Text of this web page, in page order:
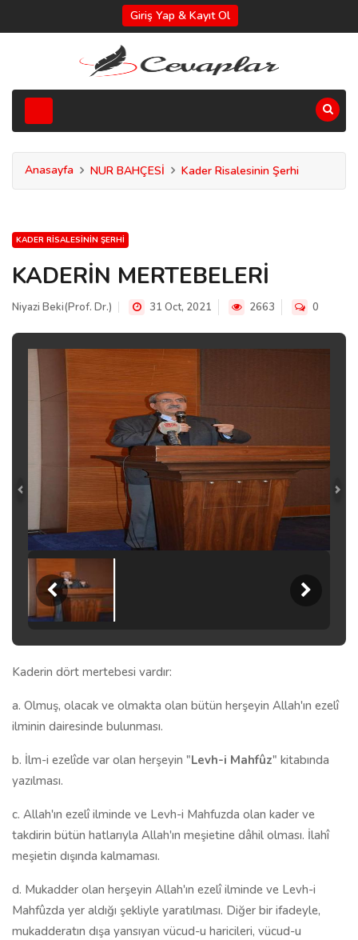
Giriş Yap & Kayıt Ol
Anasayfa NUR BAHÇESİ Kader Risalesinin Şerhi
KADER RISALESININ ŞERHI
KADERİN MERTEBELERİ
Niyazi Beki(Prof. Dr.) 31 Oct, 2021 2663 0
Kaderin dört mertebesi vardır:
a. Olmuş, olacak ve olmakta olan bütün herşeyin Allah'ın ezelî
ilminin dairesinde bulunması.
b. İlm-i ezelîde var olan herşeyin "Levh-i Mahfûz" kitabında
yazılması.
c. Allah'ın ezelî ilminde ve Levh-i Mahfuzda olan kader ve
takdirin bütün hatlarıyla Allah'ın meşietine dâhil olması. İlahî
meşietin dışında kalmaması.
d. Mukadder olan herşeyin Allah'ın ezelî ilminde ve Levh-i
Mahfûzda yer aldığı şekliyle yaratılması. Diğer bir ifadeyle,
mukadderatın dışa yansıyan vücud-u haricileri, vücud-u